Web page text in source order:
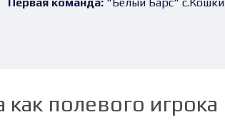
как полевого игрока